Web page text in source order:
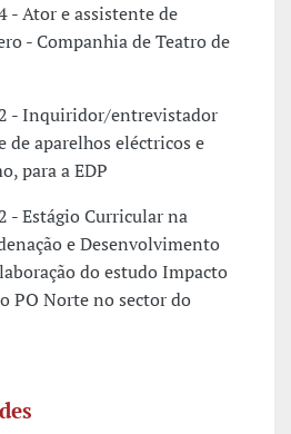
- Ator e assistente de
- Companhia de Teatro de
- Inquiridor/entrevistador
de aparelhos eléctricos e
para a EDP
- Estágio Curricular na
e Desenvolvimento
do estudo Impacto
PO Norte no sector do